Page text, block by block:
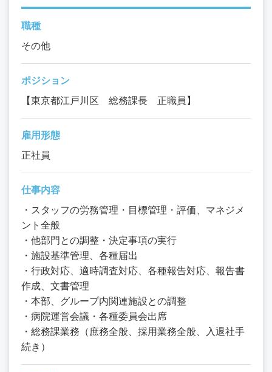
職種
その他
ポジション
【東京都江戸川区 総務課長 正職員】
雇用形態
正社員
仕事内容
・スタッフの労務管理・目標管理・評価、マネジメ
ント全般
・他部門との調整・決定事項の実行
・施設基準管理、各種届出
・行政対応、適時調査対応、各種報告対応、報告書
作成、文書管理
・本部、グループ内関連施設との調整
・病院運営会議・各種委員会出席
・総務課業務（庶務全般、採用業務全般、入退社手
続き）